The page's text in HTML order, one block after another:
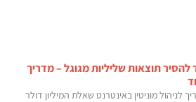
להסיר תוצאות שליליות מגוגל – מדריך
לניהול מוניטין באינטרנט שאלת המיליון דולר